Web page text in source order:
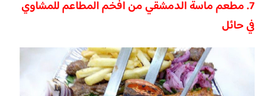
7. مطعم ماسة الدمشقي من افخم المطاعم للمشاوي
في حائل